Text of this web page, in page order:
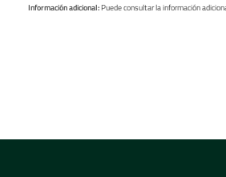
Información adicional:Puede consultar la información